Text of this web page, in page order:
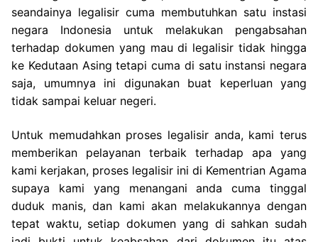
seandainya legalisir cuma membutuhkan satu instasi
negara Indonesia untuk melakukan pengabsahan
terhadap dokumen yang mau di legalisir tidak hingga
ke Kedutaan Asing tetapi cuma di satu instansi negara
saja, umumnya ini digunakan buat keperluan yang
tidak sampai keluar negeri.
Untuk memudahkan proses legalisir anda, kami terus
memberikan pelayanan terbaik terhadap apa yang
kami kerjakan, proses legalisir ini di Kementrian Agama
supaya kami yang menangani anda cuma tinggal
duduk manis, dan kami akan melakukannya dengan
tepat waktu, setiap dokumen yang di sahkan sudah